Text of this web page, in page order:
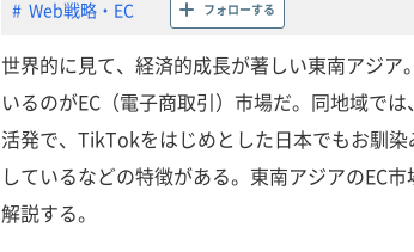
Web戦略・EC フォローする
世界的に見て、経済的成長が著しい東南アジ
いるのがEC（電子商取引）市場だ。同地域で
活発で、TikTokをはじめとした日本でもお馴
しているなどの特徴がある。東南アジアのEC
解説する。